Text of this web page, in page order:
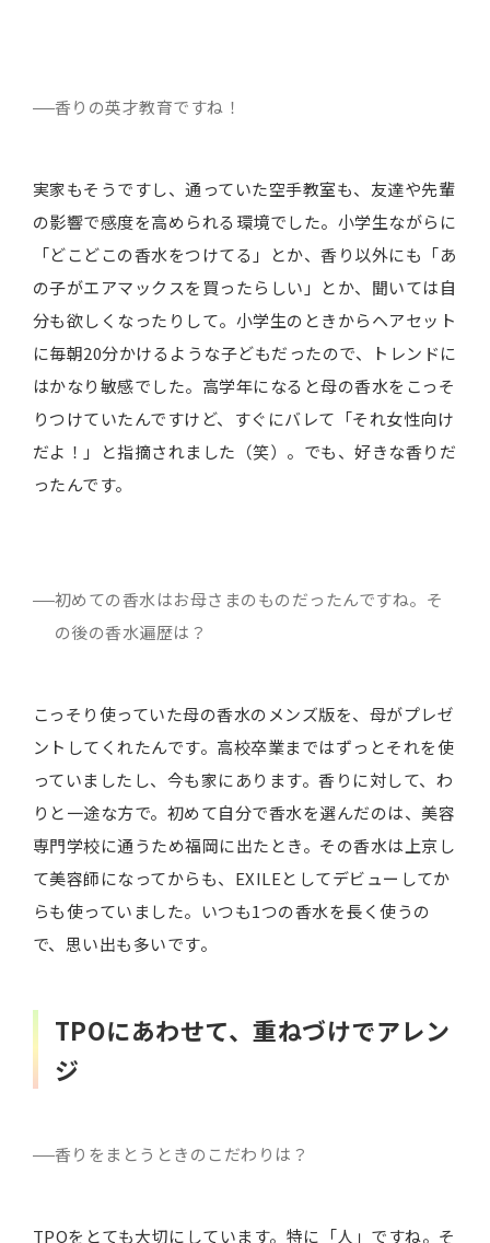
香りの英才教育ですね！
実家もそうですし、通っていた空手教室も、友達や先輩
の影響で感度を高められる環境でした。小学生ながらに
「どこどこの香水をつけてる」とか、香り以外にも「あ
の子がエアマックスを買ったらしい」とか、聞いては自
分も欲しくなったりして。小学生のときからヘアセット
に毎朝20分かけるような子どもだったので、トレンドに
はかなり敏感でした。高学年になると母の香水をこっそ
りつけていたんですけど、すぐにバレて「それ女性向け
だよ！」と指摘されました（笑）。でも、好きな香りだ
ったんです。
初めての香水はお母さまのものだったんですね。そ
の後の香水遍歴は？
こっそり使っていた母の香水のメンズ版を、母がプレゼ
ントしてくれたんです。高校卒業まではずっとそれを使
っていましたし、今も家にあります。香りに対して、わ
りと一途な方で。初めて自分で香水を選んだのは、美容
専門学校に通うため福岡に出たとき。その香水は上京し
て美容師になってからも、EXILEとしてデビューしてか
らも使っていました。いつも1つの香水を長く使うの
で、思い出も多いです。
TPOにあわせて、重ねづけでアレン
ジ
香りをまとうときのこだわりは？
TPOをとても大切にしています。特に「人」ですね。そ